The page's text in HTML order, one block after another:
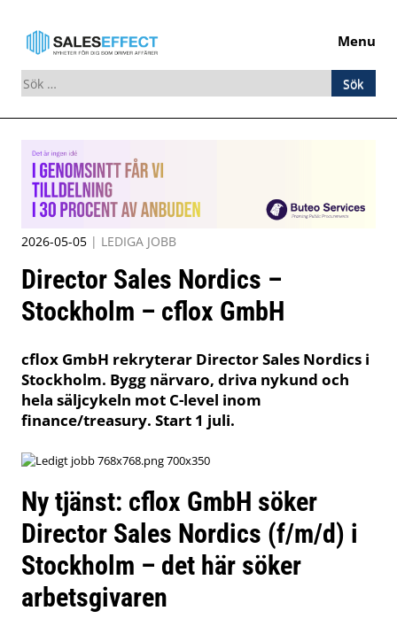
Menu
Sök
efter:
Skip
to
content
2026-05-05 | LEDIGA JOBB
Director Sales Nordics –
Stockholm – cflox GmbH
cflox GmbH rekryterar Director Sales Nordics i
Stockholm. Bygg närvaro, driva nykund och
hela säljcykeln mot C-level inom
finance/treasury. Start 1 juli.
Ny tjänst: cflox GmbH söker
Director Sales Nordics (f/m/d) i
Stockholm – det här söker
arbetsgivaren